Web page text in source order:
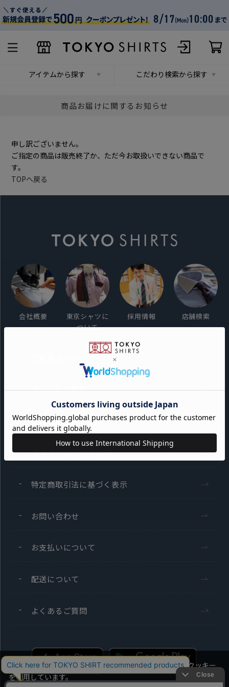
アイテムから探す こだわり検索から探す
商品お届けに関するお知らせ
申し訳ございません。
ご指定の商品は販売終了か、ただ今お取扱いできない商品で
す。
TOPへ戻る
会社概要
東京シャツに
ついて
採用情報 店舗検索
サイト利用規約
会員利用規約
プライバシーポリシー
特定商取引法に基づく表示
お問い合わせ
お支払いについて
配送について
よくあるご質問
当社のウェブサイトでは、お客様の利便性向上のためにクッキー
を利用しています。